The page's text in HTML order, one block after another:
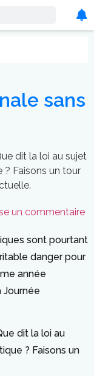
sans
dit la loi au sujet
? Faisons un tour
un commentaire
sont pourtant
danger pour
année
dit la loi au
? Faisons un